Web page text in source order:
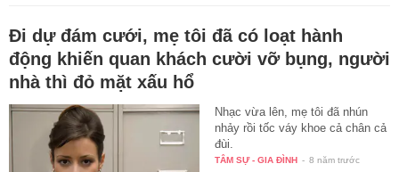
Đi dự đám cưới, mẹ tôi đã có loạt hành
động khiến quan khách cười vỡ bụng, người
nhà thì đỏ mặt xấu hổ
Nhạc vừa lên, mẹ tôi đã nhún
nhảy rồi tốc váy khoe cả chân cả
đùi.
TÂM SỰ - GIA ĐÌNH - 8 năm trước